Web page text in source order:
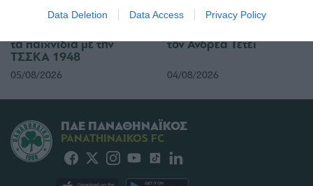
related to personalization.
related to security, including authentication
user protection.
Data Deletion Data Access Privacy Policy
τα παιχνίδια με την
ΤΣΣΚΑ 1948
05/08/2026
τον Ανδρέα Τετέι
04/08/2026
ΠΑΕ ΠΑΝΑΘΗΝΑΪΚΟΣ
PANATHINAIKOS FC